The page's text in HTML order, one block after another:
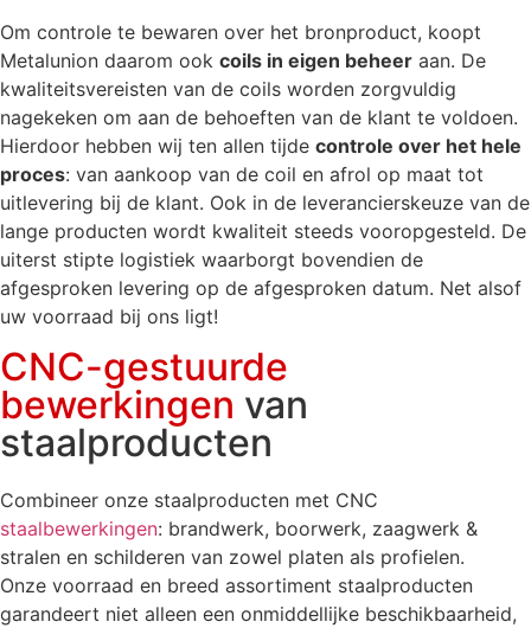
Om controle te bewaren over het bronproduct, koopt
Metalunion daarom ook coils in eigen beheer aan. De
kwaliteitsvereisten van de coils worden zorgvuldig
nagekeken om aan de behoeften van de klant te voldoen.
Hierdoor hebben wij ten allen tijde controle over het hele
proces: van aankoop van de coil en afrol op maat tot
uitlevering bij de klant. Ook in de leverancierskeuze van de
lange producten wordt kwaliteit steeds vooropgesteld. De
uiterst stipte logistiek waarborgt bovendien de
afgesproken levering op de afgesproken datum. Net alsof
uw voorraad bij ons ligt!
CNC-gestuurde
bewerkingen van
staalproducten
Combineer onze staalproducten met CNC
staalbewerkingen: brandwerk, boorwerk, zaagwerk &
stralen en schilderen van zowel platen als profielen.
Onze voorraad en breed assortiment staalproducten
garandeert niet alleen een onmiddellijke beschikbaarheid,